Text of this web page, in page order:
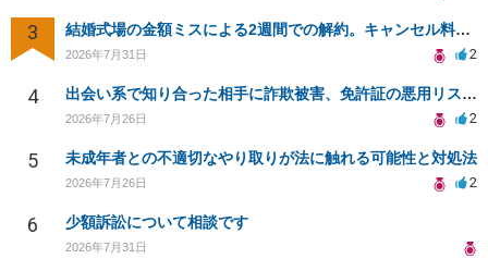
3 結婚式場の金額ミスによる2週間での解約。キャンセル料10万円の免除は可能か。
2026年7月31日 2
4 出会い系で知り合った相手に詐欺被害、免許証の悪用リスクと対策。
2026年7月26日 2
5 未成年者との不適切なやり取りが法に触れる可能性と対処法
2026年7月26日 2
6 少額訴訟について相談です
2026年7月31日